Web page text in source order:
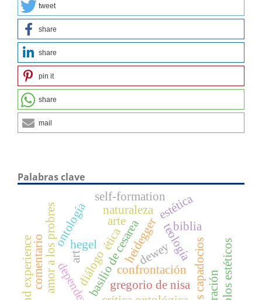
tweet
share
share
pin it
share
mail
Palabras clave
biblia
teología
heidegger
hegel
ontología
confrontación
basilio de cesarea
gregorio de nisa
amor a los probres diálogo
ética
comentario dewey
arte
art
estética
naturaleza
self-formation